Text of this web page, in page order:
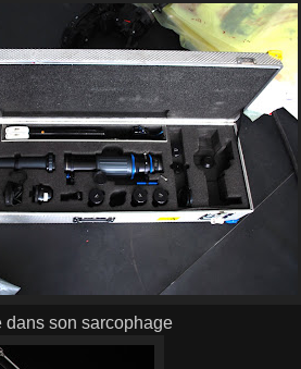
dans son sarcophage